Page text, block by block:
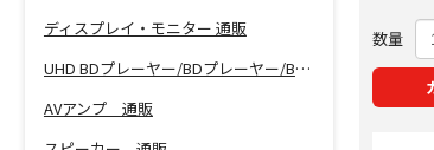
ディスプレイ・モニター 通販
UHD BDプレーヤー/BDプレーヤー/BDレコーダー 通販
AVアンプ 通販
数量